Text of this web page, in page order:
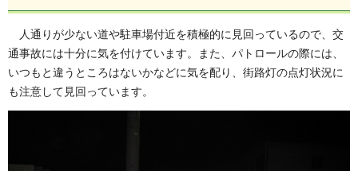
人通りが少ない道や駐車場付近を積極的に見回っているので、交
通事故には十分に気を付けています。また、パトロールの際には、
いつもと違うところはないかなどに気を配り、街路灯の点灯状況に
も注意して見回っています。